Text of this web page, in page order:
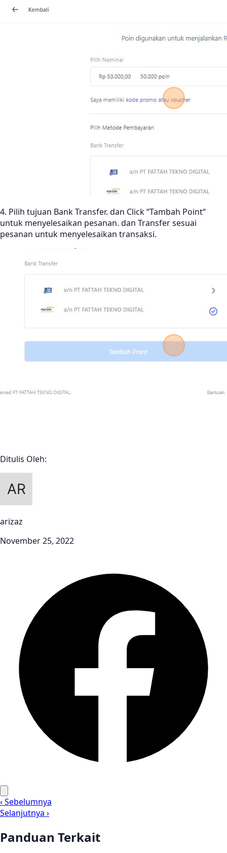
4. Pilih tujuan Bank Transfer. dan Click “Tambah Point“
untuk menyelesaikan pesanan. dan Transfer sesuai
pesanan untuk menyelesaikan transaksi.
Ditulis Oleh:
arizaz
November 25, 2022
‹ Sebelumnya
Selanjutnya ›
Panduan Terkait